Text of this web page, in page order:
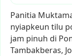
Panitia
nyiapkeun tilu
jam pinuh di
Tambakberas,